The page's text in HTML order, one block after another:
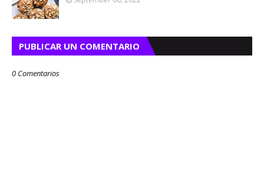
PUBLICAR UN COMENTARIO
0 Comentarios